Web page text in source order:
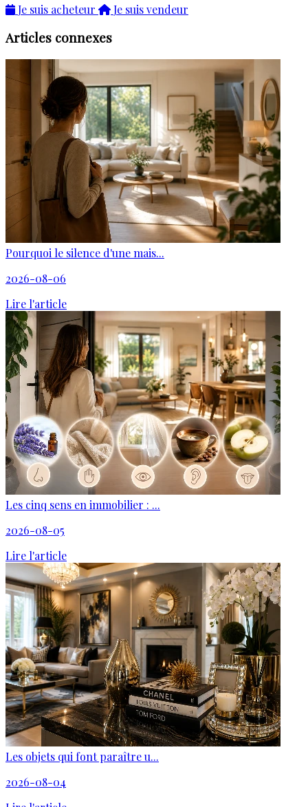
Je suis acheteur
Je suis vendeur
Articles connexes
Pourquoi le silence d'une mais...
2026-08-06
Lire l'article
Les cinq sens en immobilier : ...
2026-08-05
Lire l'article
Les objets qui font paraître u...
2026-08-04